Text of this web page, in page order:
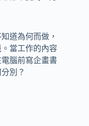
道為何而做，
當工作的內容
腦前寫企畫書
別？